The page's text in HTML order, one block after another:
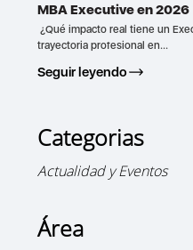
MBA Executive en 2026
¿Qué impacto real tiene un
trayectoria profesional en...
Seguir leyendo
Categorias
Actualidad y Eventos
Área